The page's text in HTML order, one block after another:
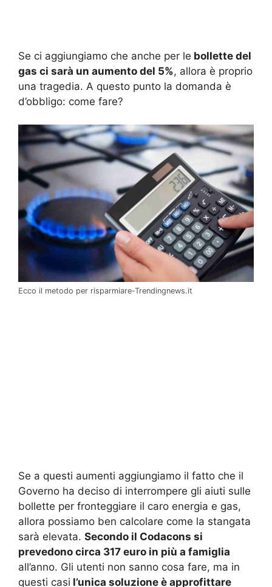
Se ci aggiungiamo che anche per le bollette del
gas ci sarà un aumento del 5%, allora è proprio
una tragedia. A questo punto la domanda è
d’obbligo: come fare?
Ecco il metodo per risparmiare-Trendingnews.it
Se a questi aumenti aggiungiamo il fatto che il
Governo ha deciso di interrompere gli aiuti sulle
bollette per fronteggiare il caro energia e gas,
allora possiamo ben calcolare come la stangata
sarà elevata. Secondo il Codacons si
prevedono circa 317 euro in più a famiglia
all’anno. Gli utenti non sanno cosa fare, ma in
questi casi l’unica soluzione è approfittare